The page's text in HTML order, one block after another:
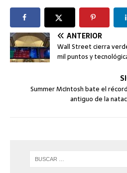
ANTERIOR
Wall Street cierra
mil puntos y
Summer McIntosh bate el
antiguo de la